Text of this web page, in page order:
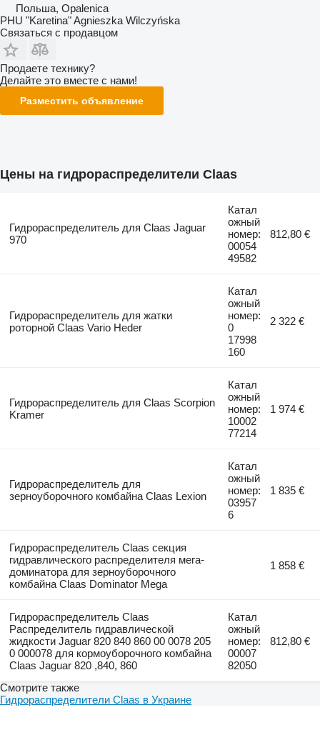
Польша, Opalenica
PHU "Karetina" Agnieszka Wilczyńska
Связаться с продавцом
Продаете технику?
Делайте это вместе с нами!
Разместить объявление
Цены на гидрораспределители Claas
Гидрораспределитель для Claas Jaguar
970
Катал
ожный
номер:
00054
49582
812,80 €
Гидрораспределитель для жатки
роторной Claas Vario Heder
Катал
ожный
номер:
0
17998
160
2 322 €
Гидрораспределитель для Claas Scorpion
Kramer
Катал
ожный
номер:
10002
77214
1 974 €
Гидрораспределитель для
зерноуборочного комбайна Claas Lexion
Катал
ожный
номер:
03957
6
1 835 €
Гидрораспределитель Claas секция
гидравлического распределителя мега-
доминатора для зерноуборочного
комбайна Claas Dominator Mega
1 858 €
Гидрораспределитель Claas
Распределитель гидравлической
жидкости Jaguar 820 840 860 00 0078 205
0 000078 для кормоуборочного комбайна
Claas Jaguar 820 ,840, 860
Катал
ожный
номер:
00007
82050
812,80 €
Смотрите также
Гидрораспределители Claas в Украине